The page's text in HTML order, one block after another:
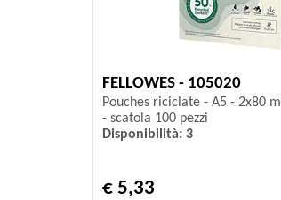
FELLOWES - 105020
Pouches riciclate - A5 - 2x80
- scatola 100 pezzi
Disponibilità: 3
€ 5,33